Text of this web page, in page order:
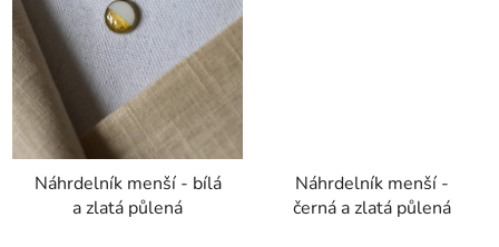
Náhrdelník menší - bílá
a zlatá půlená
Náhrdelník menší -
černá a zlatá půlená